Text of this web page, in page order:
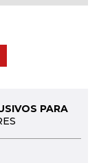
PARA